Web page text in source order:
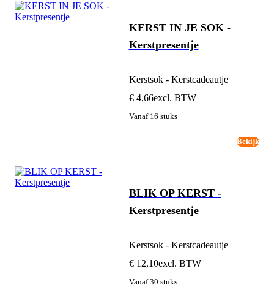
KERST IN JE SOK -
Kerstpresentje
Kerstsok - Kerstcadeautje
€ 4,66excl. BTW
Vanaf 16 stuks
Bekijk
BLIK OP KERST -
Kerstpresentje
Kerstsok - Kerstcadeautje
€ 12,10excl. BTW
Vanaf 30 stuks